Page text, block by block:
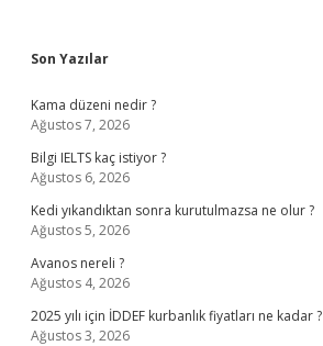
Sidebar
Son Yazılar
Kama düzeni nedir ?
Ağustos 7, 2026
Bilgi IELTS kaç istiyor ?
Ağustos 6, 2026
Kedi yıkandıktan sonra kurutulmazsa ne olur ?
Ağustos 5, 2026
Avanos nereli ?
Ağustos 4, 2026
2025 yılı için İDDEF kurbanlık fiyatları ne kadar ?
Ağustos 3, 2026